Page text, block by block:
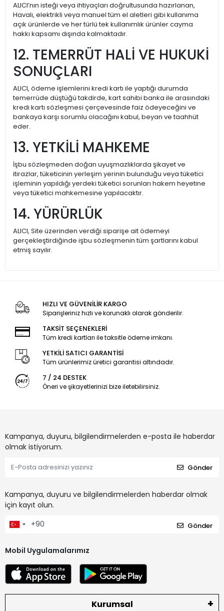
ALICI’nın isteği veya ihtiyaçları doğrultusunda hazırlanan,
Havalı, elektrikli veya manuel tüm el aletleri gibi kullanıma
açık ürünlerde ve her türlü tek kullanımlık ürünler cayma
hakkı kapsamı dışında kalmaktadır.
12. TEMERRÜT HALİ VE HUKUKİ
SONUÇLARI
ALICI, ödeme işlemlerini kredi kartı ile yaptığı durumda
temerrüde düştüğü takdirde, kart sahibi banka ile arasındaki
kredi kartı sözleşmesi çerçevesinde faiz ödeyeceğini ve
bankaya karşı sorumlu olacağını kabul, beyan ve taahhüt
eder.
13. YETKİLİ MAHKEME
İşbu sözleşmeden doğan uyuşmazlıklarda şikayet ve
itirazlar, tüketicinin yerleşim yerinin bulunduğu veya tüketici
işleminin yapıldığı yerdeki tüketici sorunları hakem heyetine
veya tüketici mahkemesine yapılacaktır.
14. YÜRÜRLÜK
ALICI, Site üzerinden verdiği siparişe ait ödemeyi
gerçekleştirdiğinde işbu sözleşmenin tüm şartlarını kabul
etmiş sayılır.
HIZLI VE GÜVENİLİR KARGO
Siparişleriniz hızlı ve korunaklı olarak gönderilir.
TAKSİT SEÇENEKLERİ
Tüm kredi kartları ile taksitle ödeme imkanı.
YETKİLİ SATICI GARANTİSİ
Tüm ürünlerimiz üretici garantisi altındadır.
7 / 24 DESTEK
Öneri ve şikayetlerinizi bize iletebilirsiniz.
Kampanya, duyuru, bilgilendirmelerden e-posta ile haberdar
olmak istiyorum.
Gönder
Kampanya, duyuru ve bilgilendirmelerden haberdar olmak
için kayıt olun.
Gönder
Mobil Uygulamalarımız
Kurumsal